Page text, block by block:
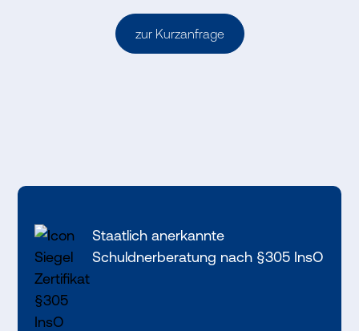
zur Kurzanfrage
Staatlich anerkannte
Schuldnerberatung nach §305 InsO